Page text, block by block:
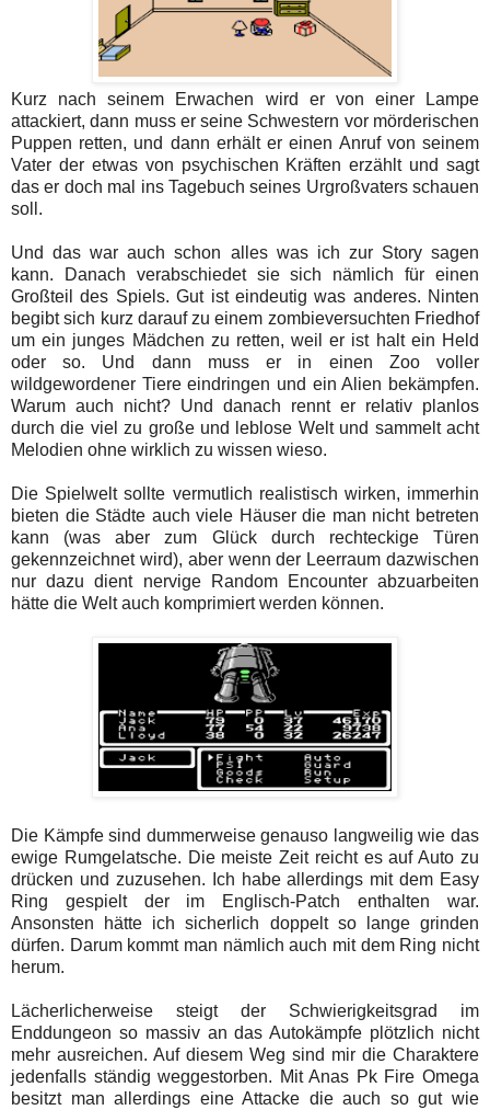
Kurz nach seinem Erwachen wird er von einer Lampe
attackiert, dann muss er seine Schwestern vor mörderischen
Puppen retten, und dann erhält er einen Anruf von seinem
Vater der etwas von psychischen Kräften erzählt und sagt
das er doch mal ins Tagebuch seines Urgroßvaters schauen
soll.
Und das war auch schon alles was ich zur Story sagen
kann. Danach verabschiedet sie sich nämlich für einen
Großteil des Spiels. Gut ist eindeutig was anderes. Ninten
begibt sich kurz darauf zu einem zombieversuchten Friedhof
um ein junges Mädchen zu retten, weil er ist halt ein Held
oder so. Und dann muss er in einen Zoo voller
wildgewordener Tiere eindringen und ein Alien bekämpfen.
Warum auch nicht? Und danach rennt er relativ planlos
durch die viel zu große und leblose Welt und sammelt acht
Melodien ohne wirklich zu wissen wieso.
Die Spielwelt sollte vermutlich realistisch wirken, immerhin
bieten die Städte auch viele Häuser die man nicht betreten
kann (was aber zum Glück durch rechteckige Türen
gekennzeichnet wird), aber wenn der Leerraum dazwischen
nur dazu dient nervige Random Encounter abzuarbeiten
hätte die Welt auch komprimiert werden können.
Die Kämpfe sind dummerweise genauso langweilig wie das
ewige Rumgelatsche. Die meiste Zeit reicht es auf Auto zu
drücken und zuzusehen. Ich habe allerdings mit dem Easy
Ring gespielt der im Englisch-Patch enthalten war.
Ansonsten hätte ich sicherlich doppelt so lange grinden
dürfen. Darum kommt man nämlich auch mit dem Ring nicht
herum.
Lächerlicherweise steigt der Schwierigkeitsgrad im
Enddungeon so massiv an das Autokämpfe plötzlich nicht
mehr ausreichen. Auf diesem Weg sind mir die Charaktere
jedenfalls ständig weggestorben. Mit Anas Pk Fire Omega
besitzt man allerdings eine Attacke die auch so gut wie